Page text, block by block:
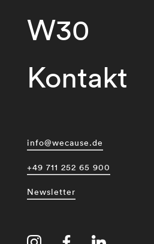
W30
Kontakt
info@wecause.de
+49 711 252 65 900
Newsletter